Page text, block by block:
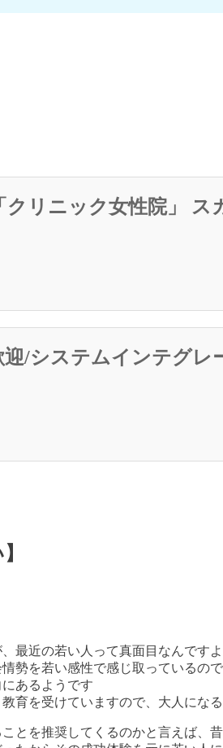
リニック女性院」 ス
/システムインテグレ
最近の若い人って真面目なんです
勢を若い感性で感じ取っているので
あるようです
育を受けていますので、大人にな
とを推奨してくるのかと言えば、